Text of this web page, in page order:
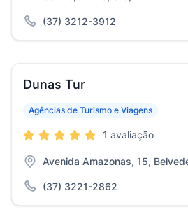
(37) 3212-3912
Dunas Tur
Agências de Turismo e Viagens
1 avaliação
Avenida Amazonas, 15,
(37) 3221-2862